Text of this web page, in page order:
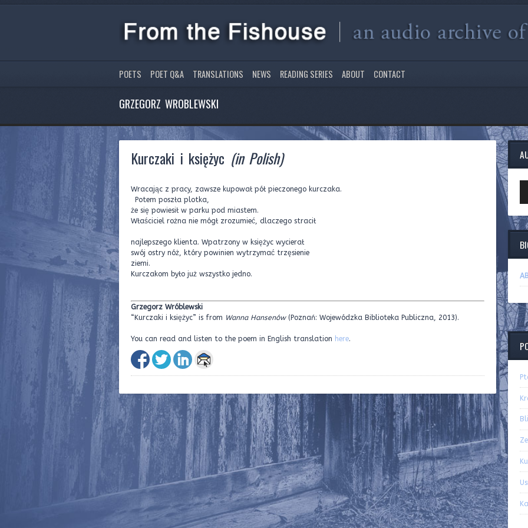
POETS POET Q&A TRANSLATIONS NEWS READING SERIES ABOUT CONTACT
GRZEGORZ WROBLEWSKI
Kurczaki i księżyc (in Polish)
Wracając z pracy, zawsze kupował pół pieczonego kurczaka.
Potem poszła plotka,
że się powiesił w parku pod miastem.
Właściciel rożna nie mógł zrozumieć, dlaczego stracił
najlepszego klienta. Wpatrzony w księżyc wycierał
swój ostry nóż, który powinien wytrzymać trzęsienie
ziemi.
Kurczakom było już wszystko jedno.
Grzegorz Wróblewski
“Kurczaki i księżyc” is from Wanna Hansenów(Poznań: Wojewódzka Biblioteka Publiczna, 2013).
You can read and listen to the poem in English translation here.